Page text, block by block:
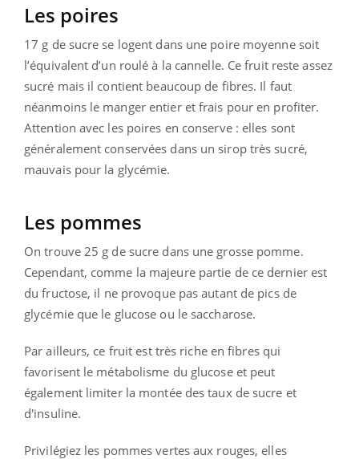
Les poires
17 g de sucre se logent dans une poire moyenne soit
l’équivalent d’un roulé à la cannelle. Ce fruit reste assez
sucré mais il contient beaucoup de fibres. Il faut
néanmoins le manger entier et frais pour en profiter.
Attention avec les poires en conserve : elles sont
généralement conservées dans un sirop très sucré,
mauvais pour la glycémie.
Les pommes
On trouve 25 g de sucre dans une grosse pomme.
Cependant, comme la majeure partie de ce dernier est
du fructose, il ne provoque pas autant de pics de
glycémie que le glucose ou le saccharose.
Par ailleurs, ce fruit est très riche en fibres qui
favorisent le métabolisme du glucose et peut
également limiter la montée des taux de sucre et
d'insuline.
Privilégiez les pommes vertes aux rouges, elles